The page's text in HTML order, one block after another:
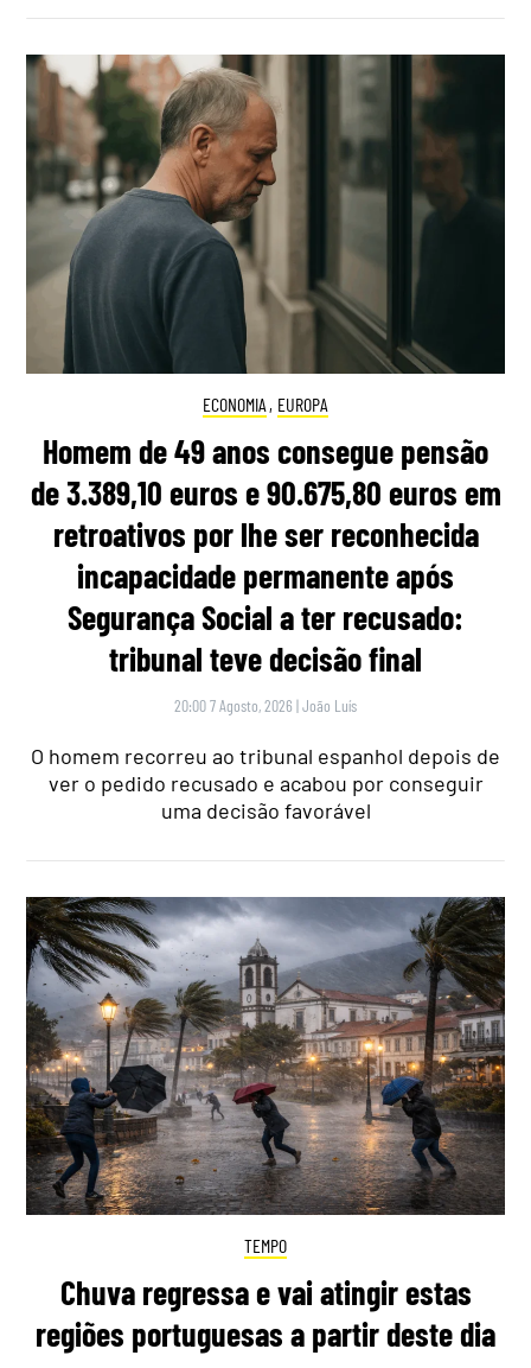
ECONOMIA , EUROPA
Homem de 49 anos consegue pensão
de 3.389,10 euros e 90.675,80 euros em
retroativos por lhe ser reconhecida
incapacidade permanente após
Segurança Social a ter recusado:
tribunal teve decisão final
20:00 7 Agosto, 2026 |João Luís
O homem recorreu ao tribunal espanhol depois de
ver o pedido recusado e acabou por conseguir
uma decisão favorável
TEMPO
Chuva regressa e vai atingir estas
regiões portuguesas a partir deste dia